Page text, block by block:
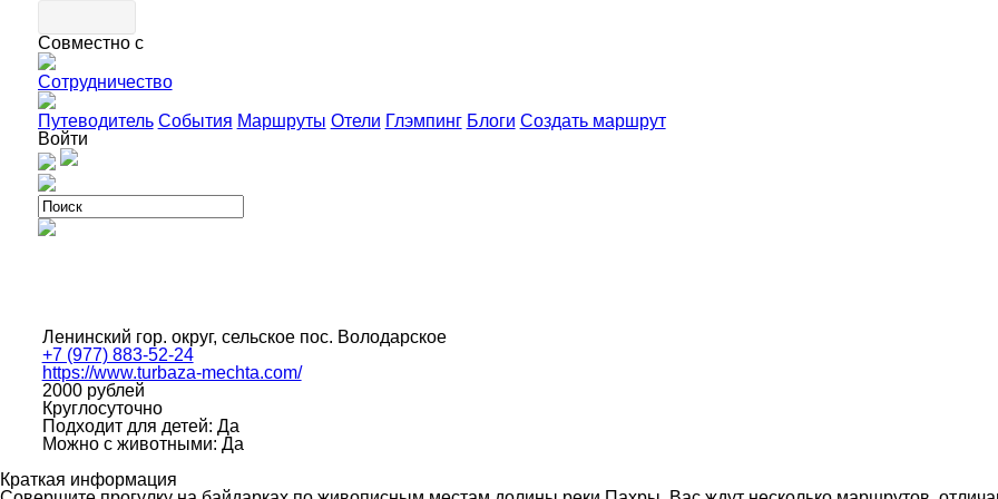
Совместно с
Сотрудничество
Путеводитель События Маршруты Отели Глэмпинг Блоги Создать маршрут
Войти
Ленинский гор. округ, сельское пос. Володарское
+7 (977) 883-52-24
https://www.turbaza-mechta.com/
2000 рублей
Круглосуточно
Подходит для детей: Да
Можно с животными: Да
Краткая информация